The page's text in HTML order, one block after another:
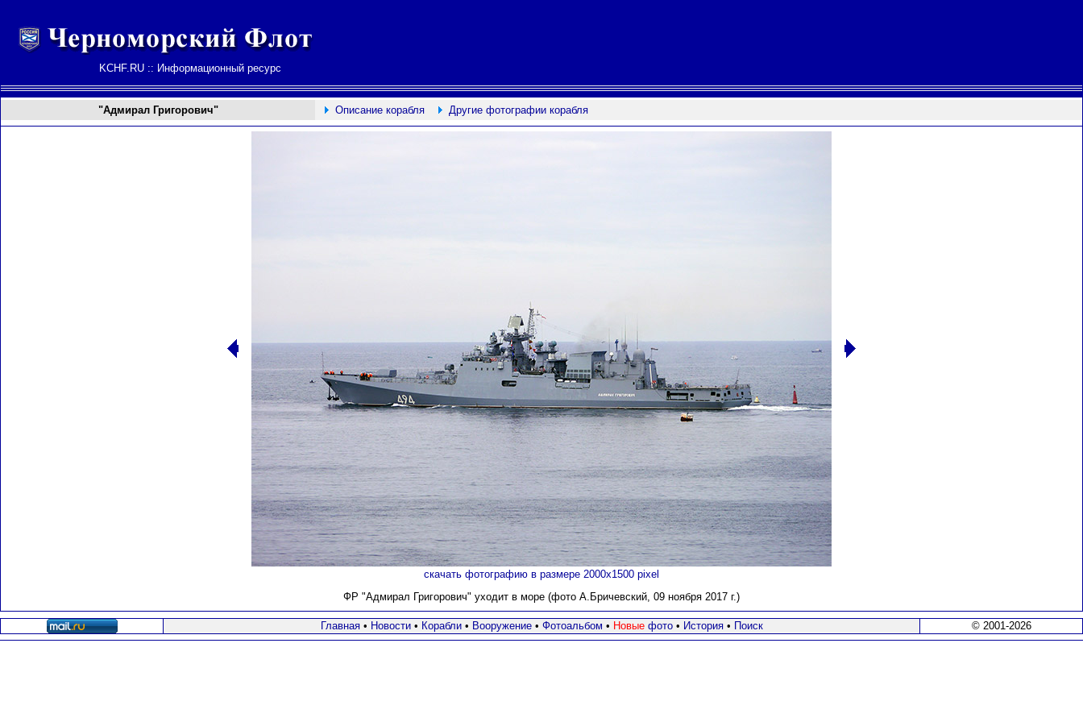
KCHF.RU :: Информационный ресурс
"Адмирал Григорович" Описание корабля Другие фотографии корабля
скачать фотографию в размере 2000х1500 pixel
ФР "Адмирал Григорович" уходит в море (фото А.Бричевский, 09 ноября 2017 г.)
Главная• Новости• Корабли• Вооружение • Фотоальбом • Новыефото • История• Поиск © 2001-2026